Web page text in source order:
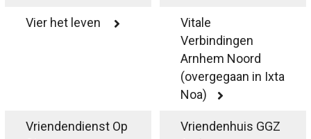
Vier het leven
Vitale
Verbindingen
Arnhem Noord
(overgegaan in Ixta
Noa)
Vriendendienst Op
Vriendenhuis GGZ